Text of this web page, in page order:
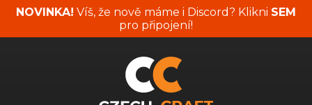
NOVINKA! Víš, že nově máme i Discord? Klikni SEM
pro připojení!